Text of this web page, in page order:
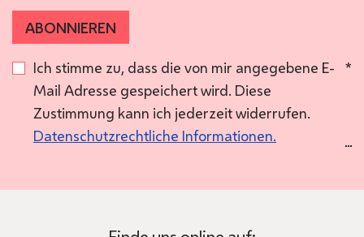
ABONNIEREN
Ich stimme zu, dass die von mir angegebene E-
Mail Adresse gespeichert wird. Diese
Zustimmung kann ich jederzeit widerrufen.
Datenschutzrechtliche Informationen.
*